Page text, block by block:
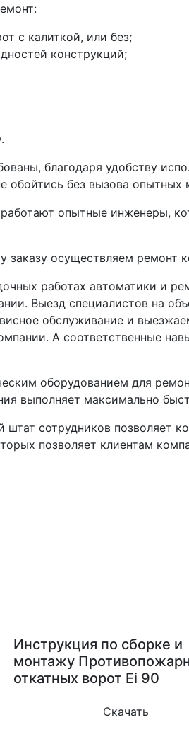
с калиткой, или без;
конструкций;
благодаря удобству
обойтись без вызова опытных
опытные инженеры,
осуществляем ремонт
работах автоматики и
Выезд специалистов на
обслуживание и
А соответственные
оборудованием для
выполняет максимально
сотрудников позволяет
позволяет клиентам
Инструкция по сборке и
монтажу
откатных ворот Ei 90
Скачать